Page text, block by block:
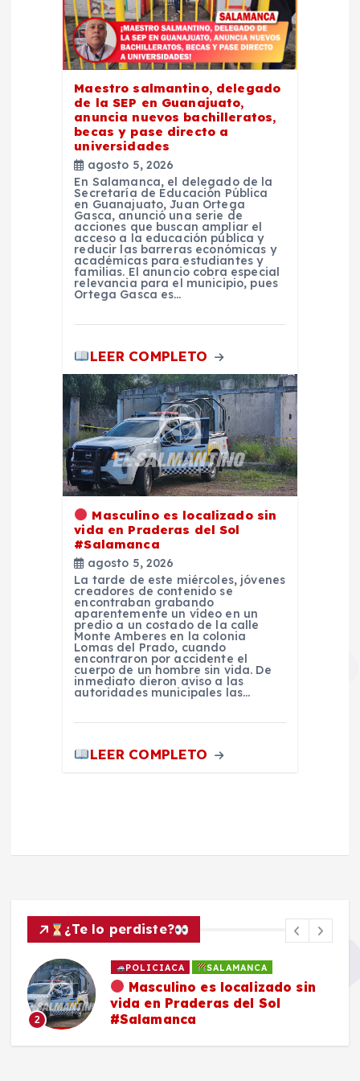
Maestro salmantino, delegado
de la SEP en Guanajuato,
anuncia nuevos bachilleratos,
becas y pase directo a
universidades
agosto 5, 2026
En Salamanca, el delegado de la
Secretaría de Educación Pública
en Guanajuato, Juan Ortega
Gasca, anunció una serie de
acciones que buscan ampliar el
acceso a la educación pública y
reducir las barreras económicas y
académicas para estudiantes y
familias. El anuncio cobra especial
relevancia para el municipio, pues
Ortega Gasca es…
LEER COMPLETO
Masculino es localizado sin
vida en Praderas del Sol
#Salamanca
agosto 5, 2026
La tarde de este miércoles, jóvenes
creadores de contenido se
encontraban grabando
aparentemente un vídeo en un
predio a un costado de la calle
Monte Amberes en la colonia
Lomas del Prado, cuando
encontraron por accidente el
cuerpo de un hombre sin vida. De
inmediato dieron aviso a las
autoridades municipales las…
LEER COMPLETO
¿Te lo perdiste?
2
POLICIACA SALAMANCA
Masculino es localizado sin
vida en Praderas del Sol
#Salamanca